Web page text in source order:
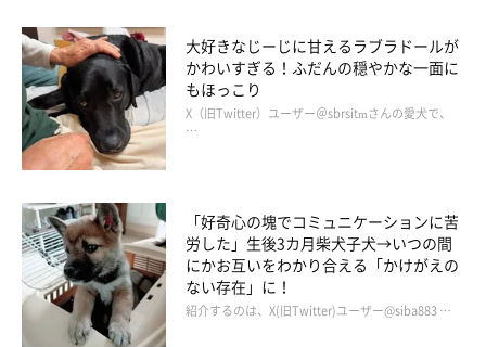
せっかく来たのになんだかノリの悪いてんすけ。
大好きなじーじに甘えるラブラドールが
かわいすぎる！ふだんの穏やかな一面に
もほっこり
X（旧Twitter）ユーザー＠sbrsitmさんの愛犬で、
…
「好奇心の塊でコミュニケーションに苦
労した」生後3カ月柴犬子犬→いつの間
にかお互いをわかり合える「かけがえの
ない存在」に！
紹介するのは、X(旧Twitter)ユーザー@siba883 …